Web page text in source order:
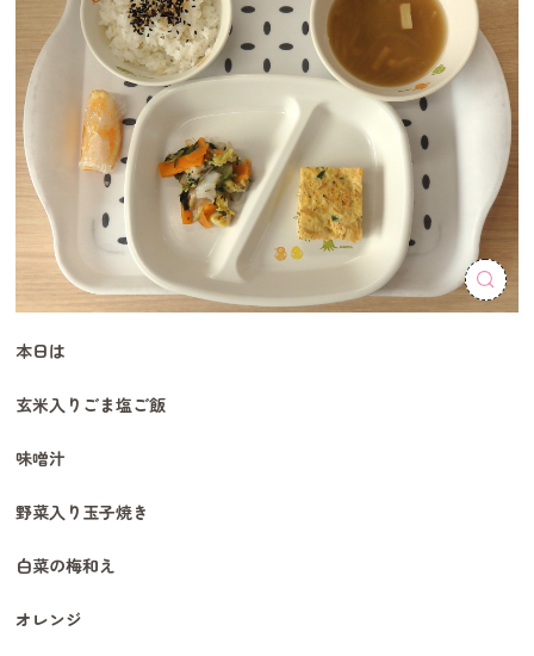
本日は
玄米入りごま塩ご飯
味噌汁
野菜入り玉子焼き
白菜の梅和え
オレンジ